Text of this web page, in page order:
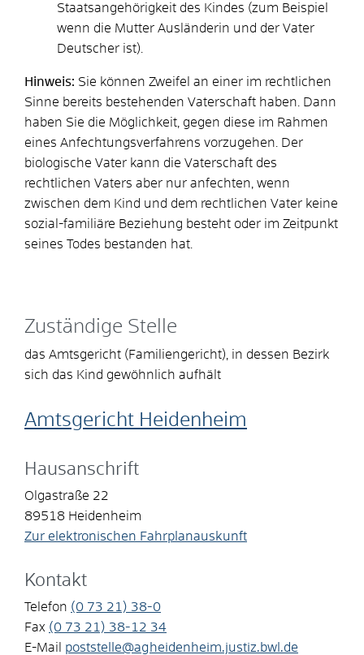
Staatsangehörigkeit des Kindes (zum Beispiel
wenn die Mutter Ausländerin und der Vater
Deutscher ist)
Hinweis: Sie können Zweifel an einer im rechtlichen
Sinne bereits bestehenden Vaterschaft haben. Dann
haben Sie die Möglichkeit, gegen diese im Rahmen
eines Anfechtungsverfahrens vorzugehen.
Der
biologische Vater kann die Vaterschaft des
rechtlichen Vaters aber nur anfechten, wenn
zwischen dem Kind und dem rechtlichen Vater keine
sozial-familiäre Beziehung besteht oder im Zeitpunkt
seines Todes bestanden hat.
Zuständige Stelle
das Amtsgericht (Familiengericht), in dessen Bezirk
sich das Kind gewöhnlich aufhält
Amtsgericht Heidenheim
Hausanschrift
Olgastraße 22
89518 Heidenheim
Zur elektronischen Fahrplanauskunft
Kontakt
Telefon (0 73 21) 38-0
Fax (0 73 21) 38-12 34
E-Mail
poststelle@agheidenheim.justiz.bwl.de